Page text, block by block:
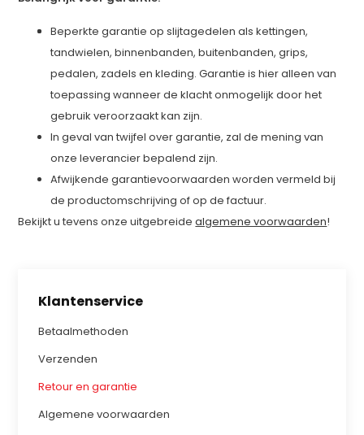
Klantenservice
Betaalmethoden
Verzenden
Retour en garantie
Algemene voorwaarden
Beperkte garantie op slijtagedelen als kettingen,
tandwielen, binnenbanden, buitenbanden, grips,
pedalen, zadels en kleding. Garantie is hier alleen van
toepassing wanneer de klacht onmogelijk door het
gebruik veroorzaakt kan zijn.
In geval van twijfel over garantie, zal de mening van
onze leverancier bepalend zijn.
Afwijkende garantievoorwaarden worden vermeld bij
de productomschrijving of op de factuur.
Bekijkt u tevens onze uitgebreidealgemene voorwaarden!